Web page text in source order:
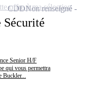
Sécurité
Senior H/F
qui vous permettra
Buckler...
CDDNon renseigné
offre à ma sélection